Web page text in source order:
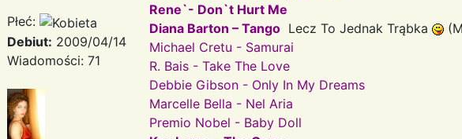
Płeć:
Debiut: 2009/04/14
Wiadomości: 71
Rene`- Don`t Hurt Me
Diana Barton – Tango Lecz To Jednak Trąbka
Michael Cretu - Samurai
R. Bais - Take The Love
Debbie Gibson - Only In My Dreams
Marcelle Bella - Nel Aria
Premio Nobel - Baby Doll